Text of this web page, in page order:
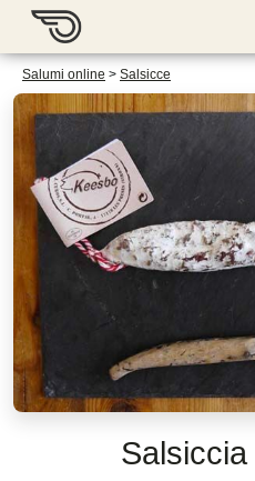
Salumi online > Salsicce